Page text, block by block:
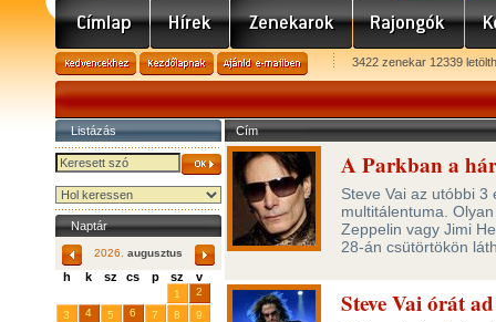
3422 zenekar 12339
Listázás
Naptár
2026. augusztus
h k sz cs p sz v
1
2
3
4 5 6 7 8
9
Cím
A Parkban a
Steve Vai az utóbbi
multitálentuma.
Zeppelin vagy Jimi
28-án csütörtökön
Steve Vai órát